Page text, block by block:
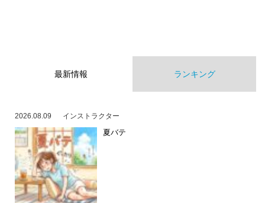
最新情報 ランキング
2026.08.09 インストラクター
夏バテ